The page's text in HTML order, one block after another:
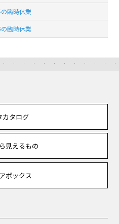
臨時休業
臨時休業
カタログ
見えるもの
ボックス